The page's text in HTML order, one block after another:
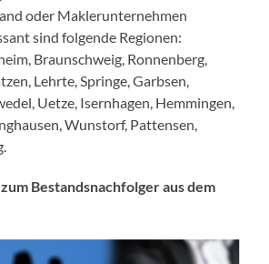
oder Maklerunternehmen
sind folgende Regionen:
Braunschweig, Ronnenberg,
Lehrte, Springe, Garbsen,
Uetze, Isernhagen, Hemmingen,
Wunstorf, Pattensen,
Bestandsnachfolger aus dem